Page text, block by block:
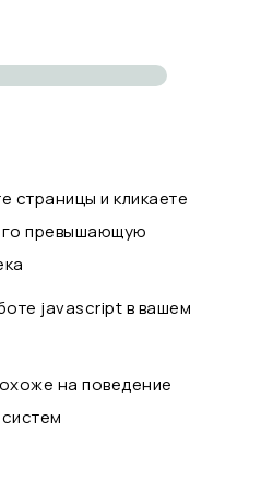
страницы и кликаете
превышающую
javascript в вашем
на поведение